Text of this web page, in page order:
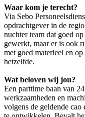
Waar kom je terecht?
Via Sebo
opdrachtgever in de
nuchter team dat goed
gewerkt, maar er is ook
met goed materieel en
hetzelfde.
Wat beloven wij jou?
Een parttime baan van
werkzaamheden en
volgens de geldende